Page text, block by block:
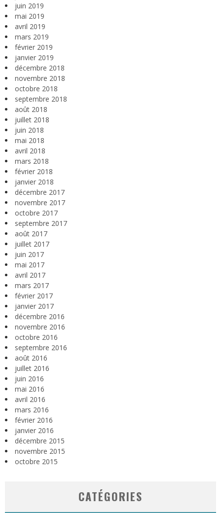
juin 2019
mai 2019
avril 2019
mars 2019
février 2019
janvier 2019
décembre 2018
novembre 2018
octobre 2018
septembre 2018
août 2018
juillet 2018
juin 2018
mai 2018
avril 2018
mars 2018
février 2018
janvier 2018
décembre 2017
novembre 2017
octobre 2017
septembre 2017
août 2017
juillet 2017
juin 2017
mai 2017
avril 2017
mars 2017
février 2017
janvier 2017
décembre 2016
novembre 2016
octobre 2016
septembre 2016
août 2016
juillet 2016
juin 2016
mai 2016
avril 2016
mars 2016
février 2016
janvier 2016
décembre 2015
novembre 2015
octobre 2015
CATÉGORIES